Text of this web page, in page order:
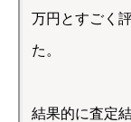
万円とすごく
た。
結果的に査定